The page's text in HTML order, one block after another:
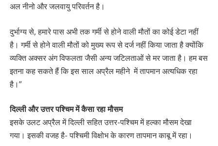
अल नीनो और जलवायु परिवर्तन है।
दुर्भाग्य से, हमारे पास अभी तक गर्मी से होने वाली मौतों का कोई डेटा नहीं
है। गर्मी से होने वाली मौतों को मुख्य रूप से दर्ज नहीं किया जाता है क्योंकि
व्यक्ति अक्सर अंग विफलता जैसी अन्य जटिलताओं से मर जाता है। हम बस
इतना कह सकते हैं कि इस साल अप्रैल महीने में तापमान अत्यधिक रहा
है।”
दिल्ली और उत्तर पश्चिम में कैसा रहा मौसम
इसके उलट अप्रैल में दिल्ली सहित उत्तर-पश्चिम में हल्का मौसम देखा
गया। इसकी वजह है- पश्चिमी विक्षोभ के कारण तापमान काबू में रहा।